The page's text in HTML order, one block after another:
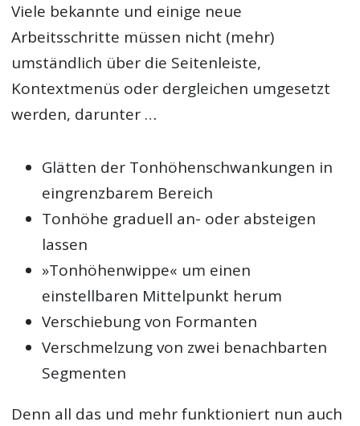
Viele bekannte und einige neue
Arbeitsschritte müssen nicht (mehr)
umständlich über die Seitenleiste,
Kontextmenüs oder dergleichen umgesetzt
werden, darunter …
Glätten der Tonhöhenschwankungen in
eingrenzbarem Bereich
Tonhöhe graduell an- oder absteigen
lassen
»Tonhöhenwippe« um einen
einstellbaren Mittelpunkt herum
Verschiebung von Formanten
Verschmelzung von zwei benachbarten
Segmenten
Denn all das und mehr funktioniert nun auch